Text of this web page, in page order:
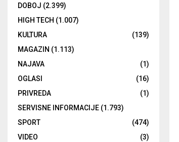
DOBOJ (2.399)
HIGH TECH (1.007)
KULTURA
(139)
MAGAZIN (1.113)
NAJAVA
(1)
OGLASI
(16)
PRIVREDA
(1)
SERVISNE INFORMACIJE (1.793)
SPORT
(474)
VIDEO
(3)